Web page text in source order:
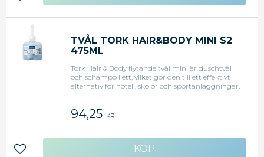
TVÅL TORK HAIR&BODY MINI S2
475ML
Tork Hair & Body flytande tvål mini är duschtvål
och schampo i ett, vilket gör den till ett effektivt
alternativ för hotell, skolor och sportanläggningar.
behaglig känsla. Passar i Tork Dispenser Flytande
Tvål som är enkel att använda och ger alla
i-1-formula som innehåller vårdande och milda
ingredienser<BR>Certifierad med EU Ecolabel,
94,25 KR